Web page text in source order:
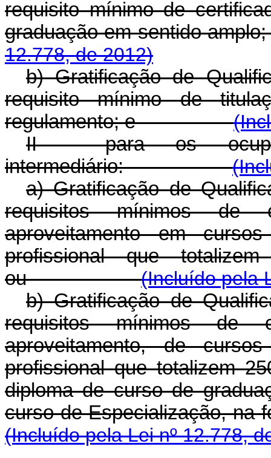
requisito mínimo de
graduação em sentido
12.778, de 2012)
b) Gratificação de
requisito mínimo de
regulamento; e
II - para os
intermediário:
a) Gratificação de
requisitos mínimos de
aproveitamento em
profissional que
ou(Incluído pela
b) Gratificação de
requisitos mínimos de
aproveitamento, de
profissional que totalizem
diploma de curso de
curso de
(Incluído pela Lei nº 12.778,